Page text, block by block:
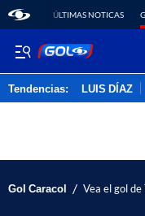
ÚLTIMAS NOTICAS
Tendencias: LUIS DÍAZ
Gol Caracol / Vea el gol